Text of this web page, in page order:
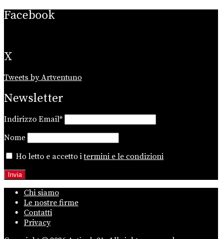
Facebook
X
Tweets by Artventuno
Newsletter
Indirizzo Email*
Nome
Ho letto e accetto itermini e le condizioni
Chi siamo
Le nostre firme
Contatti
Privacy